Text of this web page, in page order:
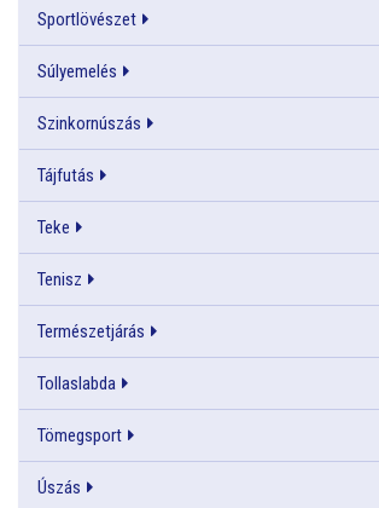
Sportlövészet
Súlyemelés
Szinkornúszás
Tájfutás
Teke
Tenisz
Természetjárás
Tollaslabda
Tömegsport
Úszás